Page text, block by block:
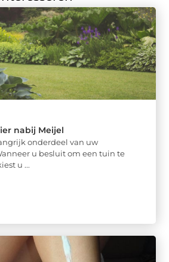
nabij Meijel
onderdeel van uw
u besluit om een tuin te
u ...